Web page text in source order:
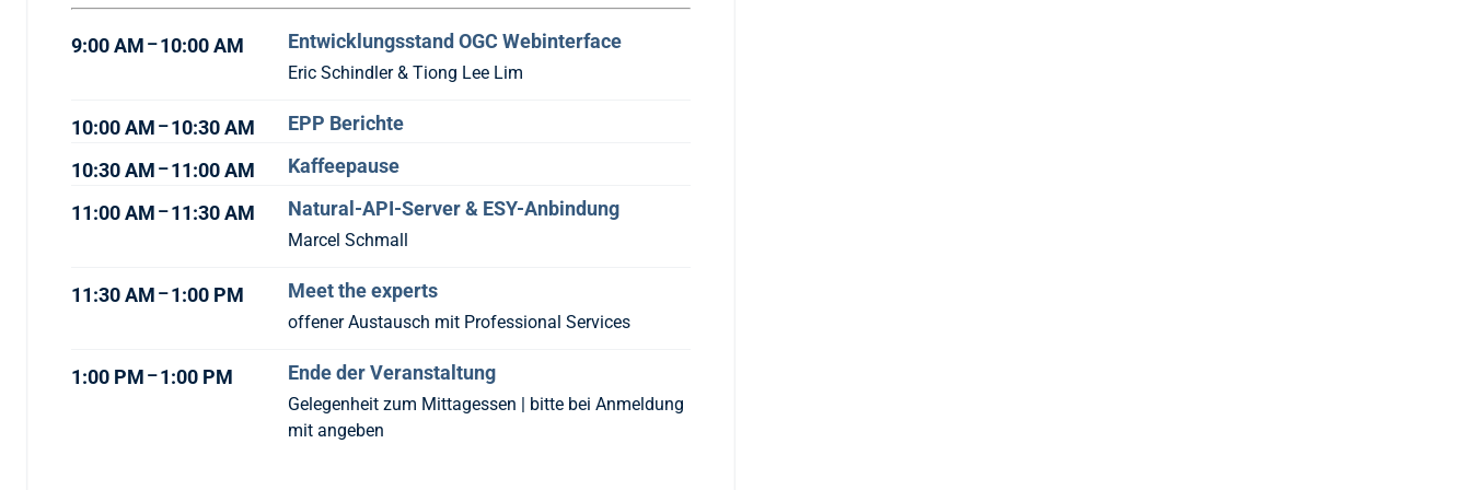
9:00 AM –10:00 AM Entwicklungsstand OGC Webinterface
Eric Schindler & Tiong Lee Lim
10:00 AM –10:30 AM EPP Berichte
10:30 AM –11:00 AM Kaffeepause
11:00 AM –11:30 AM Natural-API-Server & ESY-Anbindung
Marcel Schmall
11:30 AM –1:00 PM Meet the experts
offener Austausch mit Professional Services
1:00 PM –1:00 PM Ende der Veranstaltung
Gelegenheit zum Mittagessen | bitte bei Anmeldung
mit angeben